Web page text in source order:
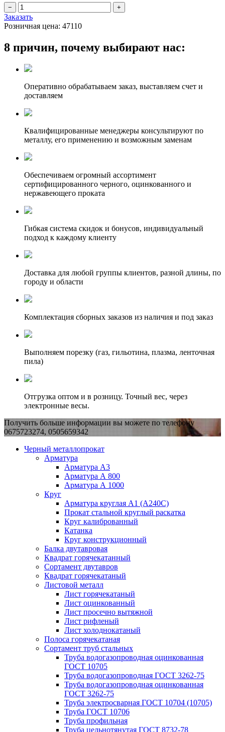
Заказать
Розничная цена: 47110
8 причин, почему выбирают нас:
Оперативно обрабатываем заказ, выставляем счет и
доставляем
Квалифицированные менеджеры консультируют по
металлу, его применению и возможным заменам
Обеспечиваем огромный ассортимент
сертифицированного черного, оцинкованного и
нержавеющего проката
Гибкая система скидок и бонусов, индивидуальный
подход к каждому клиенту
Доставка для любой группы клиентов, разной длины, по
городу и области
Комплектация сборных заказов из наличия и под заказ
Выполняем порезку (газ, гильотина, плазма, ленточная
пила)
Отгрузка оптом и в розницу. Точный вес, через
электронные весы.
Получить больше информации вы можете по телефону
0675723274, 0505659342
Черный металлопрокат
Арматура
Арматура А3
Арматура А 800
Арматура А 1000
Круг
Арматура круглая А1 (А240C)
Прокат стальной круглый раскатка
Круг калиброванный
Катанка
Круг конструкционный
Балка двутавровая
Квадрат горячекатанный
Сортамент двутавров
Квадрат горячекатаный
Листовой металл
Лист горячекатаный
Лист оцинкованный
Лист просечно вытяжной
Лист рифленый
Лист холоднокатаный
Полоса горячекатаная
Сортамент труб стальных
Труба водогазопроводная оцинкованная
ГОСТ 10705
Труба водогазопроводная ГОСТ 3262-75
Труба водогазопроводная оцинкованная
ГОСТ 3262-75
Труба электросварная ГОСТ 10704 (10705)
Труба ГОСТ 10706
Труба профильная
Труба цельнотянутая ГОСТ 8732-78